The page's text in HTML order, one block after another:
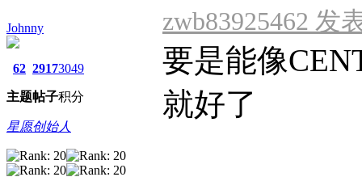
Johnny
62
主题
2917
帖子
3049
积分
星愿创始人
zwb83925462 发
要是能像
就好了